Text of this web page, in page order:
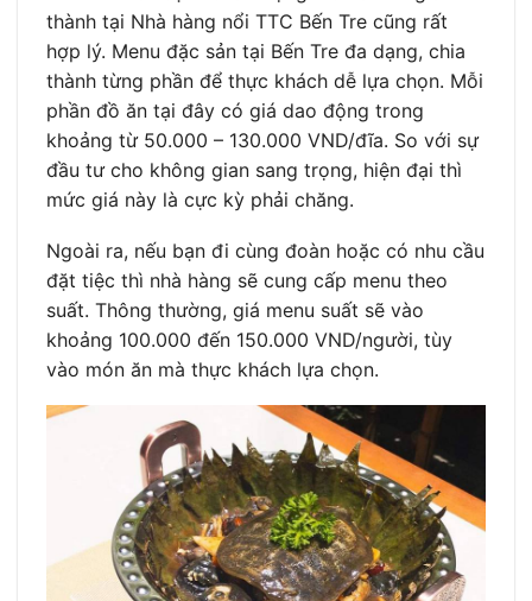
thành tại Nhà hàng nổi TTC Bến Tre cũng rất
hợp lý. Menu đặc sản tại Bến Tre đa dạng, chia
thành từng phần để thực khách dễ lựa chọn. Mỗi
phần đồ ăn tại đây có giá dao động trong
khoảng từ 50.000 – 130.000 VND/đĩa. So với sự
đầu tư cho không gian sang trọng, hiện đại thì
mức giá này là cực kỳ phải chăng.
Ngoài ra, nếu bạn đi cùng đoàn hoặc có nhu cầu
đặt tiệc thì nhà hàng sẽ cung cấp menu theo
suất. Thông thường, giá menu suất sẽ vào
khoảng 100.000 đến 150.000 VND/người, tùy
vào món ăn mà thực khách lựa chọn.